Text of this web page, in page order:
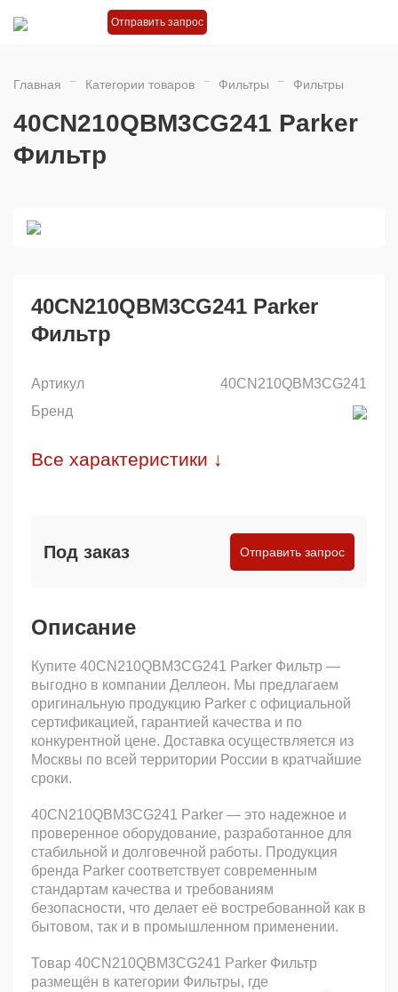
Отправить запрос
Главная Категории товаров Фильтры Фильтры
40CN210QBM3CG241 Parker
Фильтр
40CN210QBM3CG241 Parker
Фильтр
Артикул
40CN210QBM3CG241
Бренд
Все характеристики ↓
Под заказ Отправить запрос
Описание
Купите 40CN210QBM3CG241 Parker Фильтр —
выгодно в компании Деллеон. Мы предлагаем
оригинальную продукцию Parker с официальной
сертификацией, гарантией качества и по
конкурентной цене. Доставка осуществляется из
Москвы по всей территории России в кратчайшие
сроки.
40CN210QBM3CG241 Parker — это надежное и
проверенное оборудование, разработанное для
стабильной и долговечной работы. Продукция
бренда Parker соответствует современным
стандартам качества и требованиям
безопасности, что делает её востребованной как в
бытовом, так и в промышленном применении.
Товар 40CN210QBM3CG241 Parker Фильтр
размещён в категории Фильтры, где